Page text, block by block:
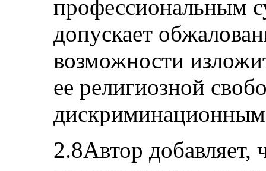
профессиональным
допускает
возможности
ее религиозной
дискриминационным
2.8Автор добавляет,